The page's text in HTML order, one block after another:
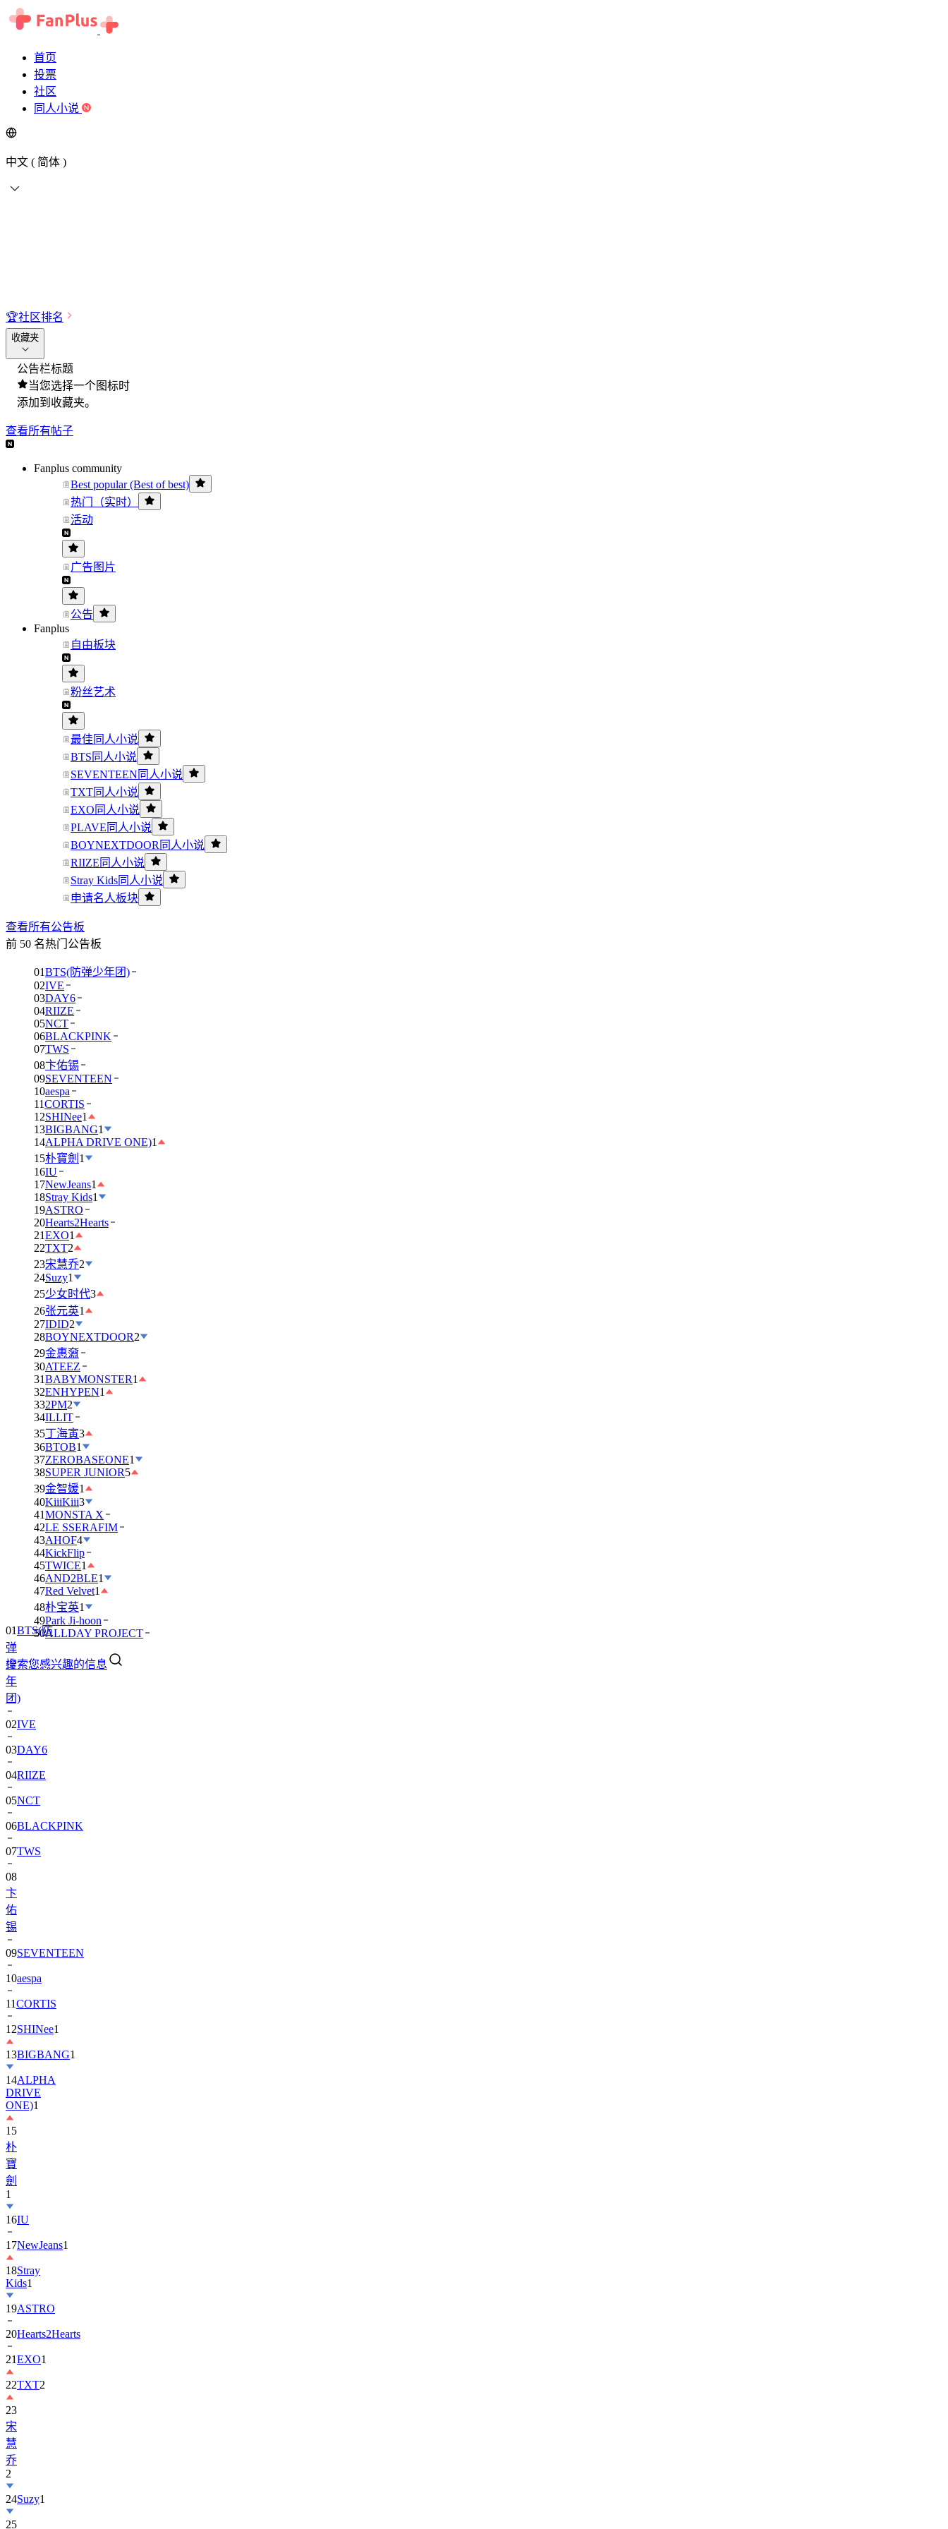
首页
投票
社区
同人小说
中文 ( 简体 )
🏆社区排名
收藏夹
公告栏标题
当您选择一个图标时
添加到收藏夹。
查看所有帖子
Fanplus community
Best popular (Best of best)
热门（实时）
活动
广告图片
公告
Fanplus
自由板块
粉丝艺术
最佳同人小说
BTS同人小说
SEVENTEEN同人小说
TXT同人小说
EXO同人小说
PLAVE同人小说
BOYNEXTDOOR同人小说
RIIZE同人小说
Stray Kids同人小说
申请名人板块
查看所有公告板
前 50 名热门公告板
01BTS(防弹少年团)
02IVE
03DAY6
04RIIZE
05NCT
06BLACKPINK
07TWS
08卞佑锡
09SEVENTEEN
10aespa
11CORTIS
12SHINee1
13BIGBANG1
14ALPHA DRIVE ONE)1
15朴寶劍 1
16IU
17NewJeans1
18Stray Kids1
19ASTRO
20Hearts2Hearts
21EXO1
22TXT2
23宋慧乔2
24Suzy1
25少女时代3
26张元英1
27IDID2
28BOYNEXTDOOR2
29金惠奫
30ATEEZ
31BABYMONSTER1
32ENHYPEN1
332PM2
34ILLIT
35丁海寅3
36BTOB1
37ZEROBASEONE1
38SUPER JUNIOR5
39金智媛1
40KiiiKiii3
41MONSTA X
42LE SSERAFIM
43AHOF4
44KickFlip
45TWICE1
46AND2BLE1
47Red Velvet1
48朴宝英1
49Park Ji-hoon
50ALLDAY PROJECT
搜索您感兴趣的信息
01BTS(防
弹
少
年
团)
02IVE
03DAY6
04RIIZE
05NCT
06BLACKPINK
07TWS
08
卞
佑
锡
09SEVENTEEN
10aespa
11CORTIS
12SHINee1
13BIGBANG1
14ALPHA
DRIVE
ONE)1
15
朴
寶
劍
1
16IU
17NewJeans1
18Stray
Kids1
19ASTRO
20Hearts2Hearts
21EXO1
22TXT2
23
宋
慧
乔
2
24Suzy1
25